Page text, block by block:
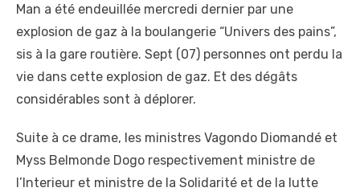
Man a été endeuillée mercredi dernier par une
explosion de gaz à la boulangerie “Univers des pains”,
sis à la gare routière. Sept (07) personnes ont perdu la
vie dans cette explosion de gaz. Et des dégâts
considérables sont à déplorer.
Suite à ce drame, les ministres Vagondo Diomandé et
Myss Belmonde Dogo respectivement ministre de
l’Interieur et ministre de la Solidarité et de la lutte